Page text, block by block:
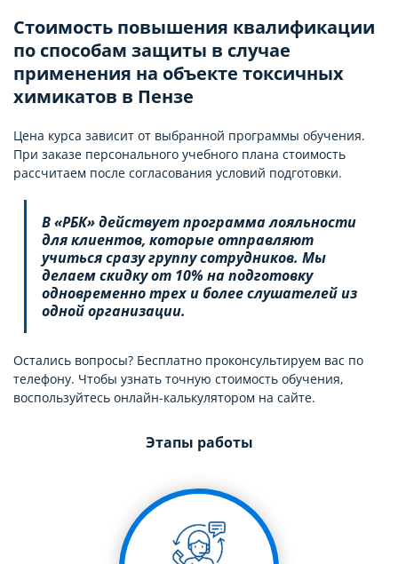
Стоимость повышения квалификации
по способам защиты в случае
применения на объекте токсичных
химикатов в Пензе
Цена курса зависит от выбранной программы обучения.
При заказе персонального учебного плана стоимость
рассчитаем после согласования условий подготовки.
В «РБК» действует программа лояльности
для клиентов, которые отправляют
учиться сразу группу сотрудников. Мы
делаем скидку от 10% на подготовку
одновременно трех и более слушателей из
одной организации.
Остались вопросы? Бесплатно проконсультируем вас по
телефону. Чтобы узнать точную стоимость обучения,
воспользуйтесь онлайн-калькулятором на сайте.
Этапы работы